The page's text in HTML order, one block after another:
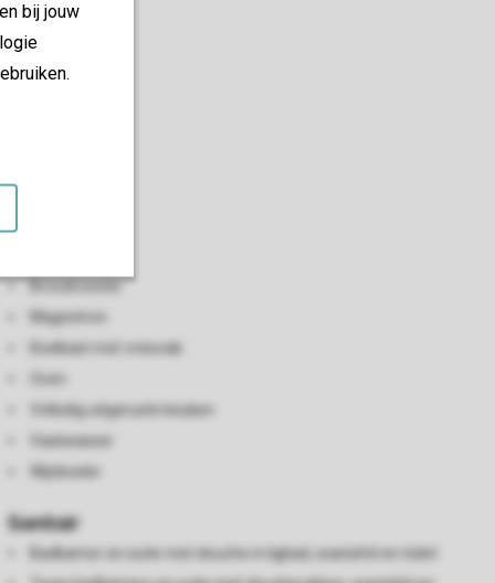
bij jouw
Keuken
Broodrooster
Magnetron
Koelkast met vriesvak
Oven
Volledig uitgeruste keuken
Vaatwasser
Wijnkoeler
Sanitair
Badkamer en suite met douche in ligbad, wastafel en toilet